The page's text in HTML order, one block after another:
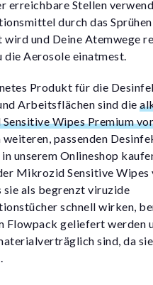
erreichbare Stellen
durch das
und Deine Atemwege
die Aerosole einatmest.
Produkt für die
Arbeitsflächen sind die
Wipes Premium
weiteren, passenden
unserem Onlineshop
Mikrozid Sensitive Wipes
sie als begrenzt viruzide
schnell wirken,
Flowpack geliefert werden
sind, da